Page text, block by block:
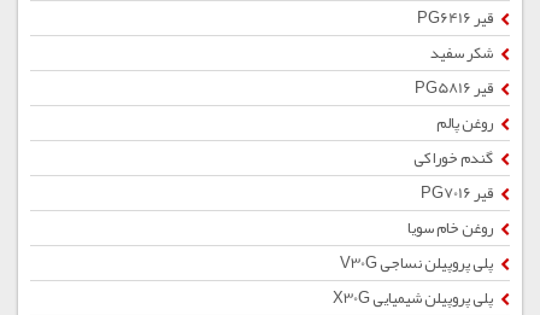
قیر PG6416
شکر سفید
قیر PG5816
روغن پالم
گندم خوراکی
قیر PG7016
روغن خام سویا
پلی پروپیلن نساجی V30G
پلی پروپیلن شیمیایی X30G